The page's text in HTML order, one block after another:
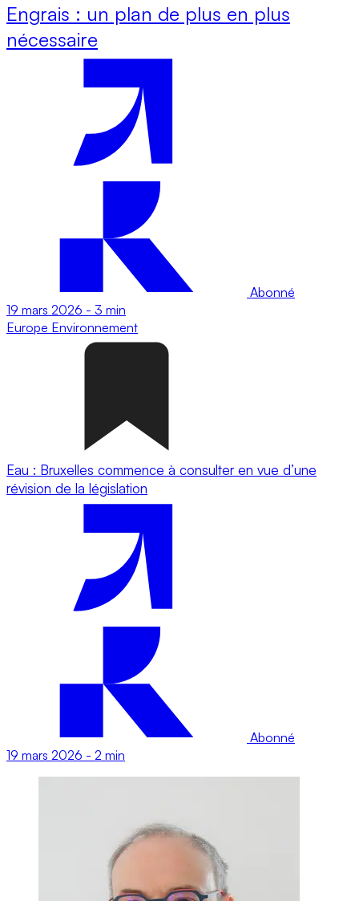
Engrais : un plan de plus en plus
nécessaire
Abonné
19 mars 2026 - 3 min
Europe Environnement
Eau : Bruxelles commence à consulter en vue d’une
révision de la législation
Abonné
19 mars 2026 - 2 min